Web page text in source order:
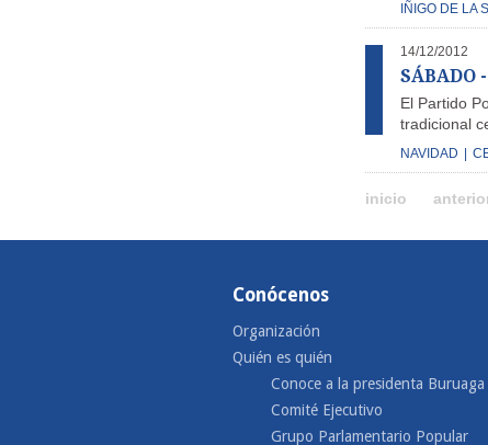
IÑIGO DE LA
14/12/2012
SÁBADO
El Partido
tradicional
NAVIDAD
inicio
Conócenos
Organización
Quién es quién
Conoce a la presidenta Buruaga
Comité Ejecutivo
Grupo Parlamentario Popular